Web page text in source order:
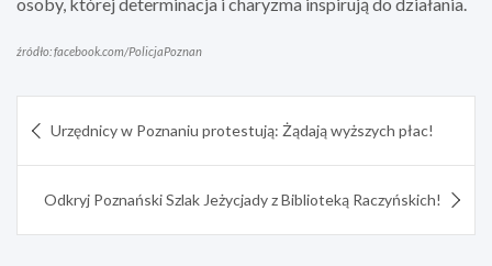
źródło: facebook.com/PolicjaPoznan
wpisu
Urzędnicy w Poznaniu protestują: Żądają wyższych płac!
Odkryj Poznański Szlak Jeżycjady z Biblioteką Raczyńskich!